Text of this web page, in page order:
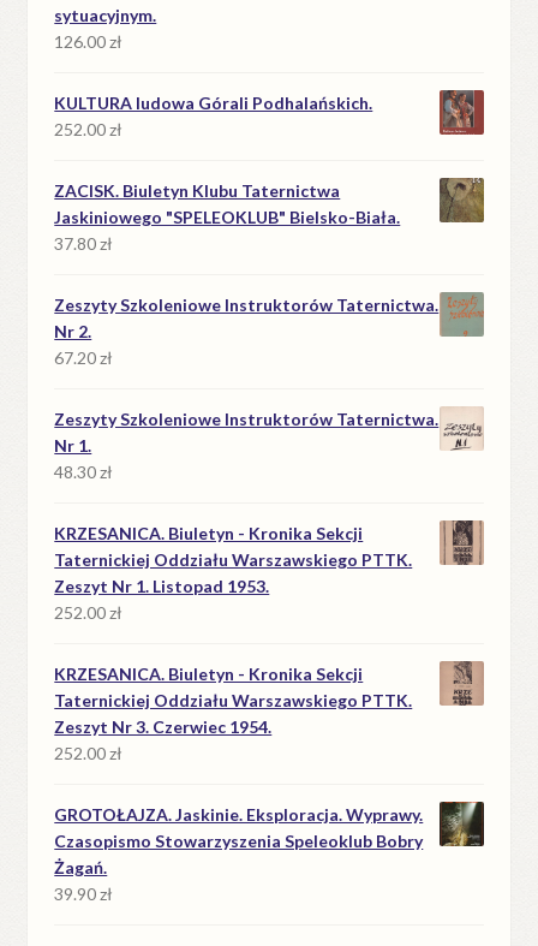
sytuacyjnym.
126.00zł
KULTURA ludowa Górali Podhalańskich.
252.00zł
ZACISK. Biuletyn Klubu Taternictwa
Jaskiniowego "SPELEOKLUB" Bielsko-Biała.
37.80zł
Zeszyty Szkoleniowe Instruktorów Taternictwa.
Nr 2.
67.20zł
Zeszyty Szkoleniowe Instruktorów Taternictwa.
Nr 1.
48.30zł
KRZESANICA. Biuletyn - Kronika Sekcji
Taternickiej Oddziału Warszawskiego PTTK.
Zeszyt Nr 1. Listopad 1953.
252.00zł
KRZESANICA. Biuletyn - Kronika Sekcji
Taternickiej Oddziału Warszawskiego PTTK.
Zeszyt Nr 3. Czerwiec 1954.
252.00zł
GROTOŁAJZA. Jaskinie. Eksploracja. Wyprawy.
Czasopismo Stowarzyszenia Speleoklub Bobry
Żagań.
39.90zł